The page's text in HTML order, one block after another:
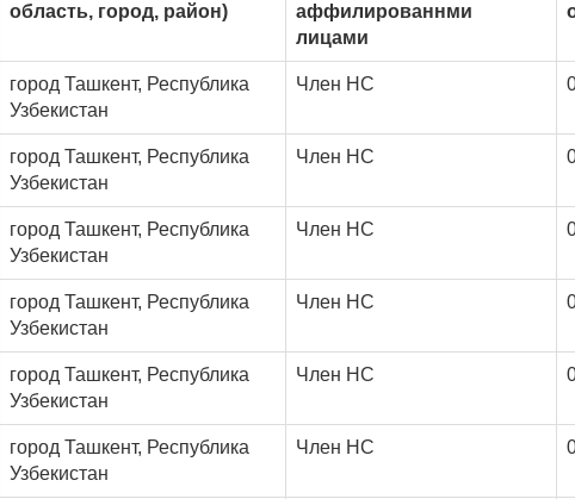
область, город, район)
аффилированнми
лицами
город Ташкент, Республика
Узбекистан
Член НС
город Ташкент, Республика
Узбекистан
Член НС
город Ташкент, Республика
Узбекистан
Член НС
город Ташкент, Республика
Узбекистан
Член НС
город Ташкент, Республика
Узбекистан
Член НС
город Ташкент, Республика
Узбекистан
Член НС